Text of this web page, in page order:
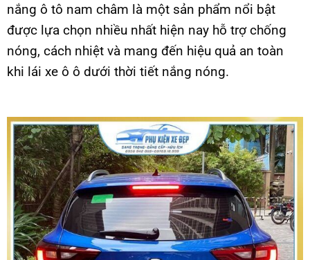
nắng ô tô nam châm là một sản phẩm nổi bật
được lựa chọn nhiều nhất hiện nay hỗ trợ chống
nóng, cách nhiệt và mang đến hiệu quả an toàn
khi lái xe ô ô dưới thời tiết nắng nóng.